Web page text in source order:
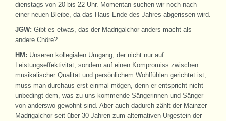
dienstags von 20 bis 22 Uhr. Momentan suchen wir noch nach
einer neuen Bleibe, da das Haus Ende des Jahres abgerissen wird.
JGW: Gibt es etwas, das der Madrigalchor anders macht als
andere Chöre?
HM: Unseren kollegialen Umgang, der nicht nur auf
Leistungseffektivität, sondern auf einen Kompromiss zwischen
musikalischer Qualität und persönlichem Wohlfühlen gerichtet ist,
muss man durchaus erst einmal mögen, denn er entspricht nicht
unbedingt dem, was zu uns kommende Sängerinnen und Sänger
von anderswo gewohnt sind. Aber auch dadurch zählt der Mainzer
Madrigalchor seit über 30 Jahren zum alternativen Urgestein der